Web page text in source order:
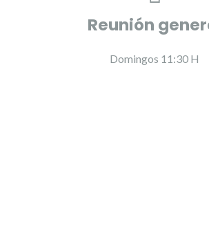
Reunión
Domingos 11:30 H